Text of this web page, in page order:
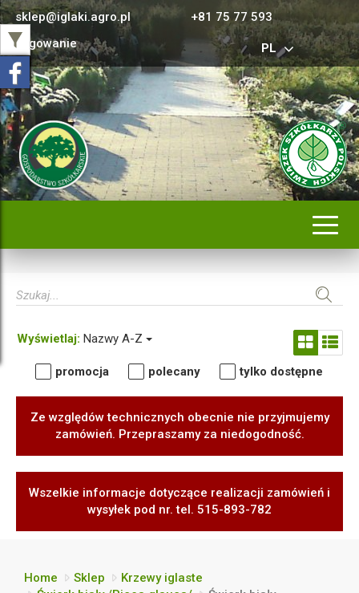
sklep@iglaki.agro.pl
+81 75 77 593
Logowanie
PL
Wyświetlaj: Nazwy A-Z
promocja polecany tylko dostępne
Ze względów technicznych obecnie nie przyjmujemy
zamówień. Przepraszamy za niedogodność.
Wszelkie informacje dotyczące realizacji zamówień i
wysyłek pod nr. tel. 515-893-782
Home Sklep
Krzewy iglaste